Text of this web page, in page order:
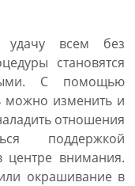
удачу всем без
становятся
С помощью
можно изменить и
отношения
поддержкой
центре внимания.
окрашивание в